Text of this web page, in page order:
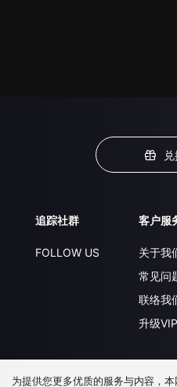
追踪社群
FOLLOW US
客户服
关于我
常见问
联络我
升级VIP
下载 APP
为提供您更多优质的服务与内容，